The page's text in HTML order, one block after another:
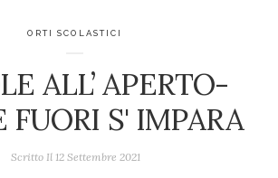
ORTI SCOLASTICI
ALL’ APERTO-
FUORI S' IMPARA
Scritto Il 12 Settembre 2021